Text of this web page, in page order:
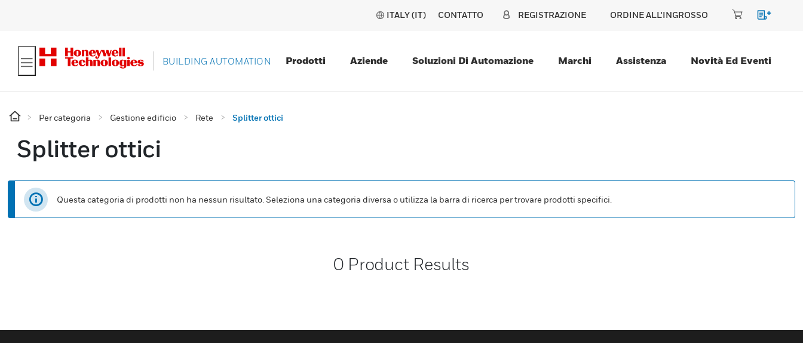
ITALY (IT) CONTATTO REGISTRAZIONE ORDINE ALL'INGROSSO
BUILDING AUTOMATION Prodotti Aziende Soluzioni Di Automazione Marchi Assistenza Novità Ed Eventi
Per categoria Gestione edificio Rete Splitter ottici
Splitter ottici
Questa categoria di prodotti non ha nessun risultato. Seleziona una categoria diversa o utilizza la barra di ricerca per trovare prodotti specifici.
0 Product Results